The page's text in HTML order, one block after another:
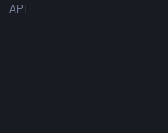
API